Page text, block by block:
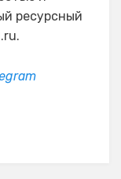
ресурсный